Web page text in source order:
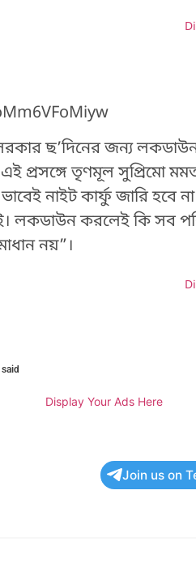
ছ’দিনের জন্য
প্রসঙ্গে তৃণমূল সুপ্রিমো
নাইট কার্ফু জারি
লকডাউন করলেই কি সব
নয়”।
Display Your Ads Here
Join us on